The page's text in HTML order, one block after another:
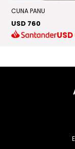
CUNA PANU
USD 760
USD